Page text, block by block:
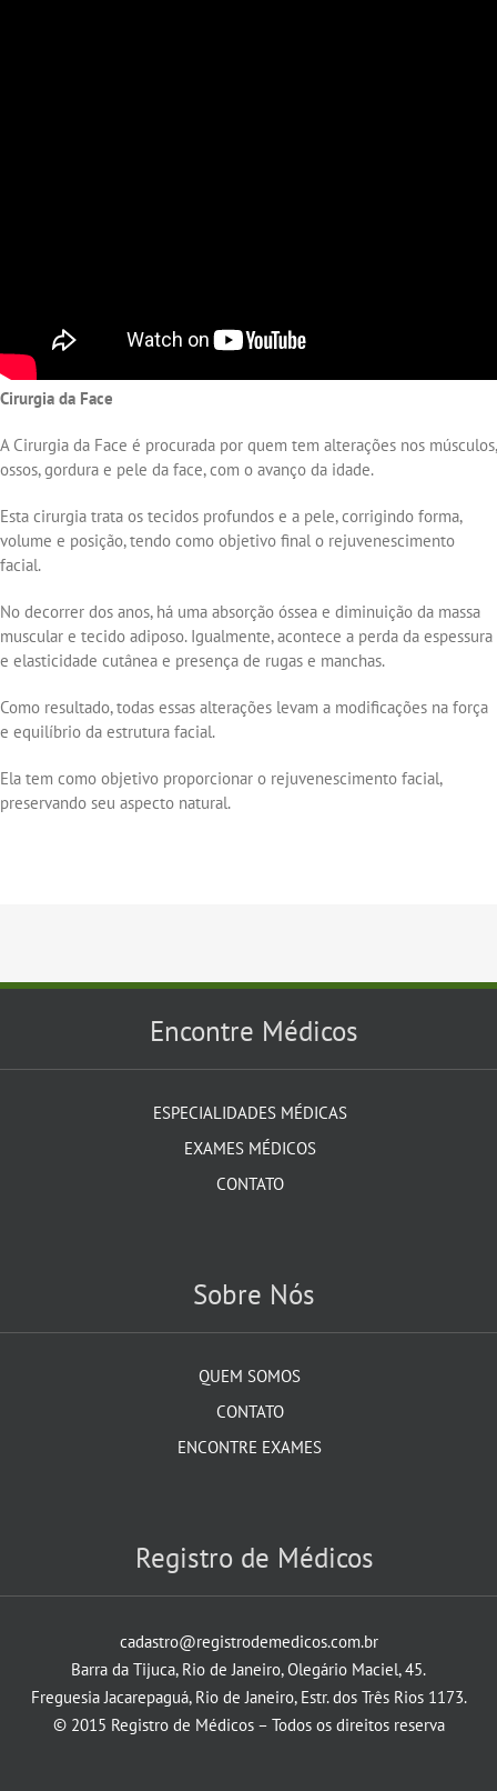
Cirurgia da Face
A Cirurgia da Face é procurada por quem tem alterações nos músculos,
ossos, gordura e pele da face, com o avanço da idade.
Esta cirurgia trata os tecidos profundos e a pele, corrigindo forma,
volume e posição, tendo como objetivo final o rejuvenescimento
facial.
No decorrer dos anos, há uma absorção óssea e diminuição da massa
muscular e tecido adiposo. Igualmente, acontece a perda da espessura
e elasticidade cutânea e presença de rugas e manchas.
Como resultado, todas essas alterações levam a modificações na força
e equilíbrio da estrutura facial.
Ela tem como objetivo proporcionar o rejuvenescimento facial,
preservando seu aspecto natural.
Encontre Médicos
ESPECIALIDADES MÉDICAS
EXAMES MÉDICOS
CONTATO
Sobre Nós
QUEM SOMOS
CONTATO
ENCONTRE EXAMES
Registro de Médicos
cadastro@registrodemedicos.com.br
Barra da Tijuca, Rio de Janeiro, Olegário Maciel, 45.
Freguesia Jacarepaguá, Rio de Janeiro, Estr. dos Três Rios 1173.
© 2015 Registro de Médicos – Todos os direitos reserva